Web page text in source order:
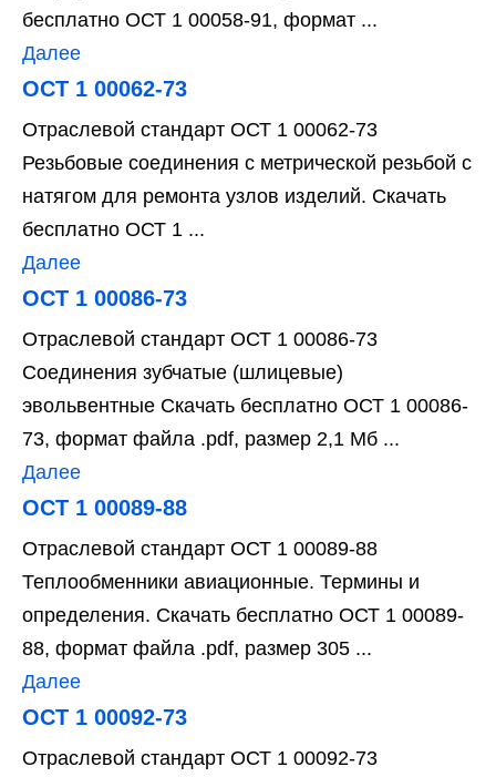
бесплатно ОСТ 1 00058-91, формат ...
Далее
ОСТ 1 00062-73
Отраслевой стандарт ОСТ 1 00062-73
Резьбовые соединения с метрической резьбой с
натягом для ремонта узлов изделий. Скачать
бесплатно ОСТ 1 ...
Далее
ОСТ 1 00086-73
Отраслевой стандарт ОСТ 1 00086-73
Соединения зубчатые (шлицевые)
эвольвентные Скачать бесплатно ОСТ 1 00086-
73, формат файла .pdf, размер 2,1 Мб ...
Далее
ОСТ 1 00089-88
Отраслевой стандарт ОСТ 1 00089-88
Теплообменники авиационные. Термины и
определения. Скачать бесплатно ОСТ 1 00089-
88, формат файла .pdf, размер 305 ...
Далее
ОСТ 1 00092-73
Отраслевой стандарт ОСТ 1 00092-73